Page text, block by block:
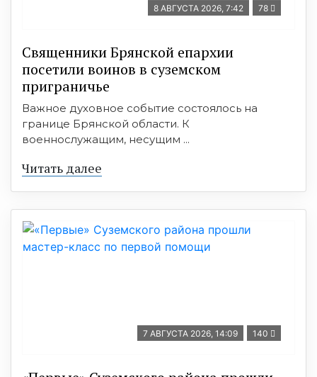
8 АВГУСТА 2026, 7:42 78
Священники Брянской епархии
посетили воинов в суземском
приграничье
Важное духовное событие состоялось на
границе Брянской области. К
военнослужащим, несущим ...
Читать далее
7 АВГУСТА 2026, 14:09 140